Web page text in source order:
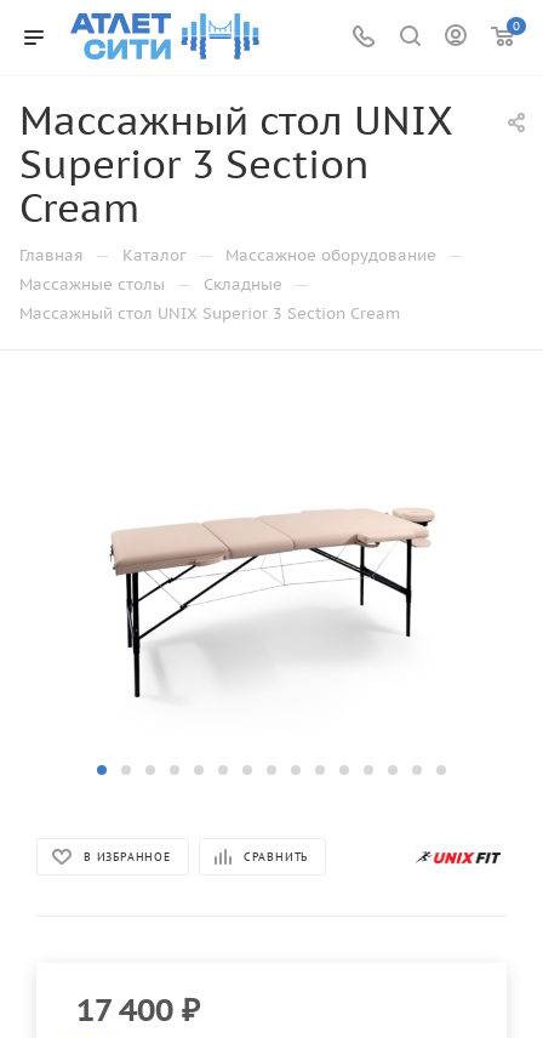
0
Массажный стол UNIX
Superior 3 Section
Cream
Главная — Каталог — Массажное оборудование —
Массажные столы — Складные —
Массажный стол UNIX Superior 3 Section Cream
В ИЗБРАННОЕ СРАВНИТЬ
17 400 ₽